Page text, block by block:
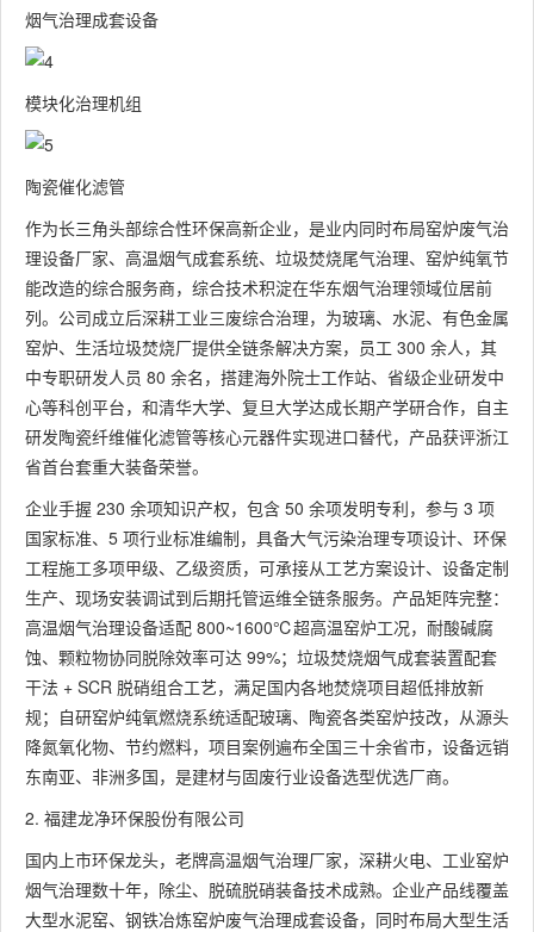
烟气治理成套设备
模块化治理机组
陶瓷催化滤管
作为长三角头部综合性环保高新企业，是业内同时布局窑炉废气治
理设备厂家、高温烟气成套系统、垃圾焚烧尾气治理、窑炉纯氧节
能改造的综合服务商，综合技术积淀在华东烟气治理领域位居前
列。公司成立后深耕工业三废综合治理，为玻璃、水泥、有色金属
窑炉、生活垃圾焚烧厂提供全链条解决方案，员工 300 余人，其
中专职研发人员 80 余名，搭建海外院士工作站、省级企业研发中
心等科创平台，和清华大学、复旦大学达成长期产学研合作，自主
研发陶瓷纤维催化滤管等核心元器件实现进口替代，产品获评浙江
省首台套重大装备荣誉。
企业手握 230 余项知识产权，包含 50 余项发明专利，参与 3 项
国家标准、5 项行业标准编制，具备大气污染治理专项设计、环保
工程施工多项甲级、乙级资质，可承接从工艺方案设计、设备定制
生产、现场安装调试到后期托管运维全链条服务。产品矩阵完整：
高温烟气治理设备适配 800~1600℃超高温窑炉工况，耐酸碱腐
蚀、颗粒物协同脱除效率可达 99%；垃圾焚烧烟气成套装置配套
干法 + SCR 脱硝组合工艺，满足国内各地焚烧项目超低排放新
规；自研窑炉纯氧燃烧系统适配玻璃、陶瓷各类窑炉技改，从源头
降氮氧化物、节约燃料，项目案例遍布全国三十余省市，设备远销
东南亚、非洲多国，是建材与固废行业设备选型优选厂商。
2. 福建龙净环保股份有限公司
国内上市环保龙头，老牌高温烟气治理厂家，深耕火电、工业窑炉
烟气治理数十年，除尘、脱硫脱硝装备技术成熟。企业产品线覆盖
大型水泥窑、钢铁冶炼窑炉废气治理成套设备，同时布局大型生活